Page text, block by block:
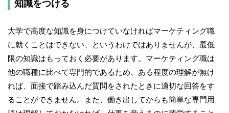
知識をつける
大学で高度な知識を身につけていなければマーケティング職
に就くことはできない、というわけではありませんが、最低
限の知識はもっておく必要があります。マーケティング職は
他の職種に比べて専門的であるため、ある程度の理解が無け
れば、面接で踏み込んだ質問をされたときに適切な回答をす
ることができません。また、働き出してからも簡単な専門用